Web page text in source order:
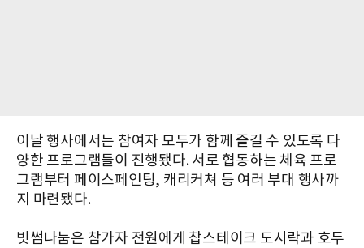
이날 행사에서는 참여자 모두가 함께 즐길 수 있도록 다
양한 프로그램들이 진행됐다. 서로 협동하는 체육 프로
그램부터 페이스페인팅, 캐리커쳐 등 여러 부대 행사까
지 마련됐다.
빗썸나눔은 참가자 전원에게 찹스테이크 도시락과 호두